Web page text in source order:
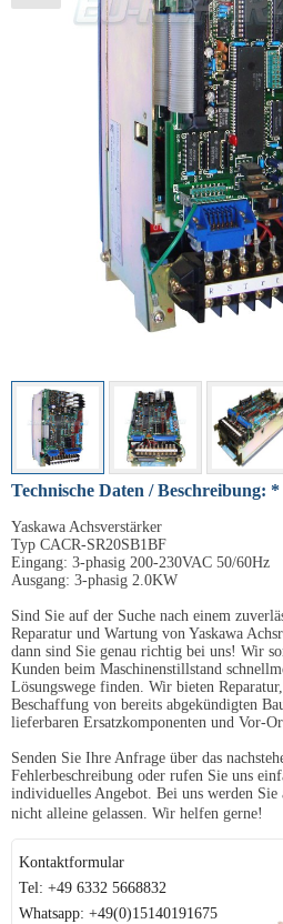
Technische Daten / Beschreibung: *
Yaskawa Achsverstärker
Typ CACR-SR20SB1BF
Eingang: 3-phasig 200-230VAC 50/60Hz
Ausgang: 3-phasig 2.0KW
Sind Sie auf der Suche nach einem
Reparatur und Wartung von Yaskawa
dann sind Sie genau richtig bei uns! Wir
Kunden beim Maschinenstillstand
Lösungswege finden. Wir bieten
Beschaffung von bereits abgekündigten
lieferbaren Ersatzkomponenten und Vor-
Senden Sie Ihre Anfrage über das
Fehlerbeschreibung oder rufen Sie uns
individuelles Angebot. Bei uns werden Sie
nicht alleine gelassen. Wir helfen gerne!
Kontaktformular
Tel: +49 6332 5668832
Whatsapp: +49(0)15140191675